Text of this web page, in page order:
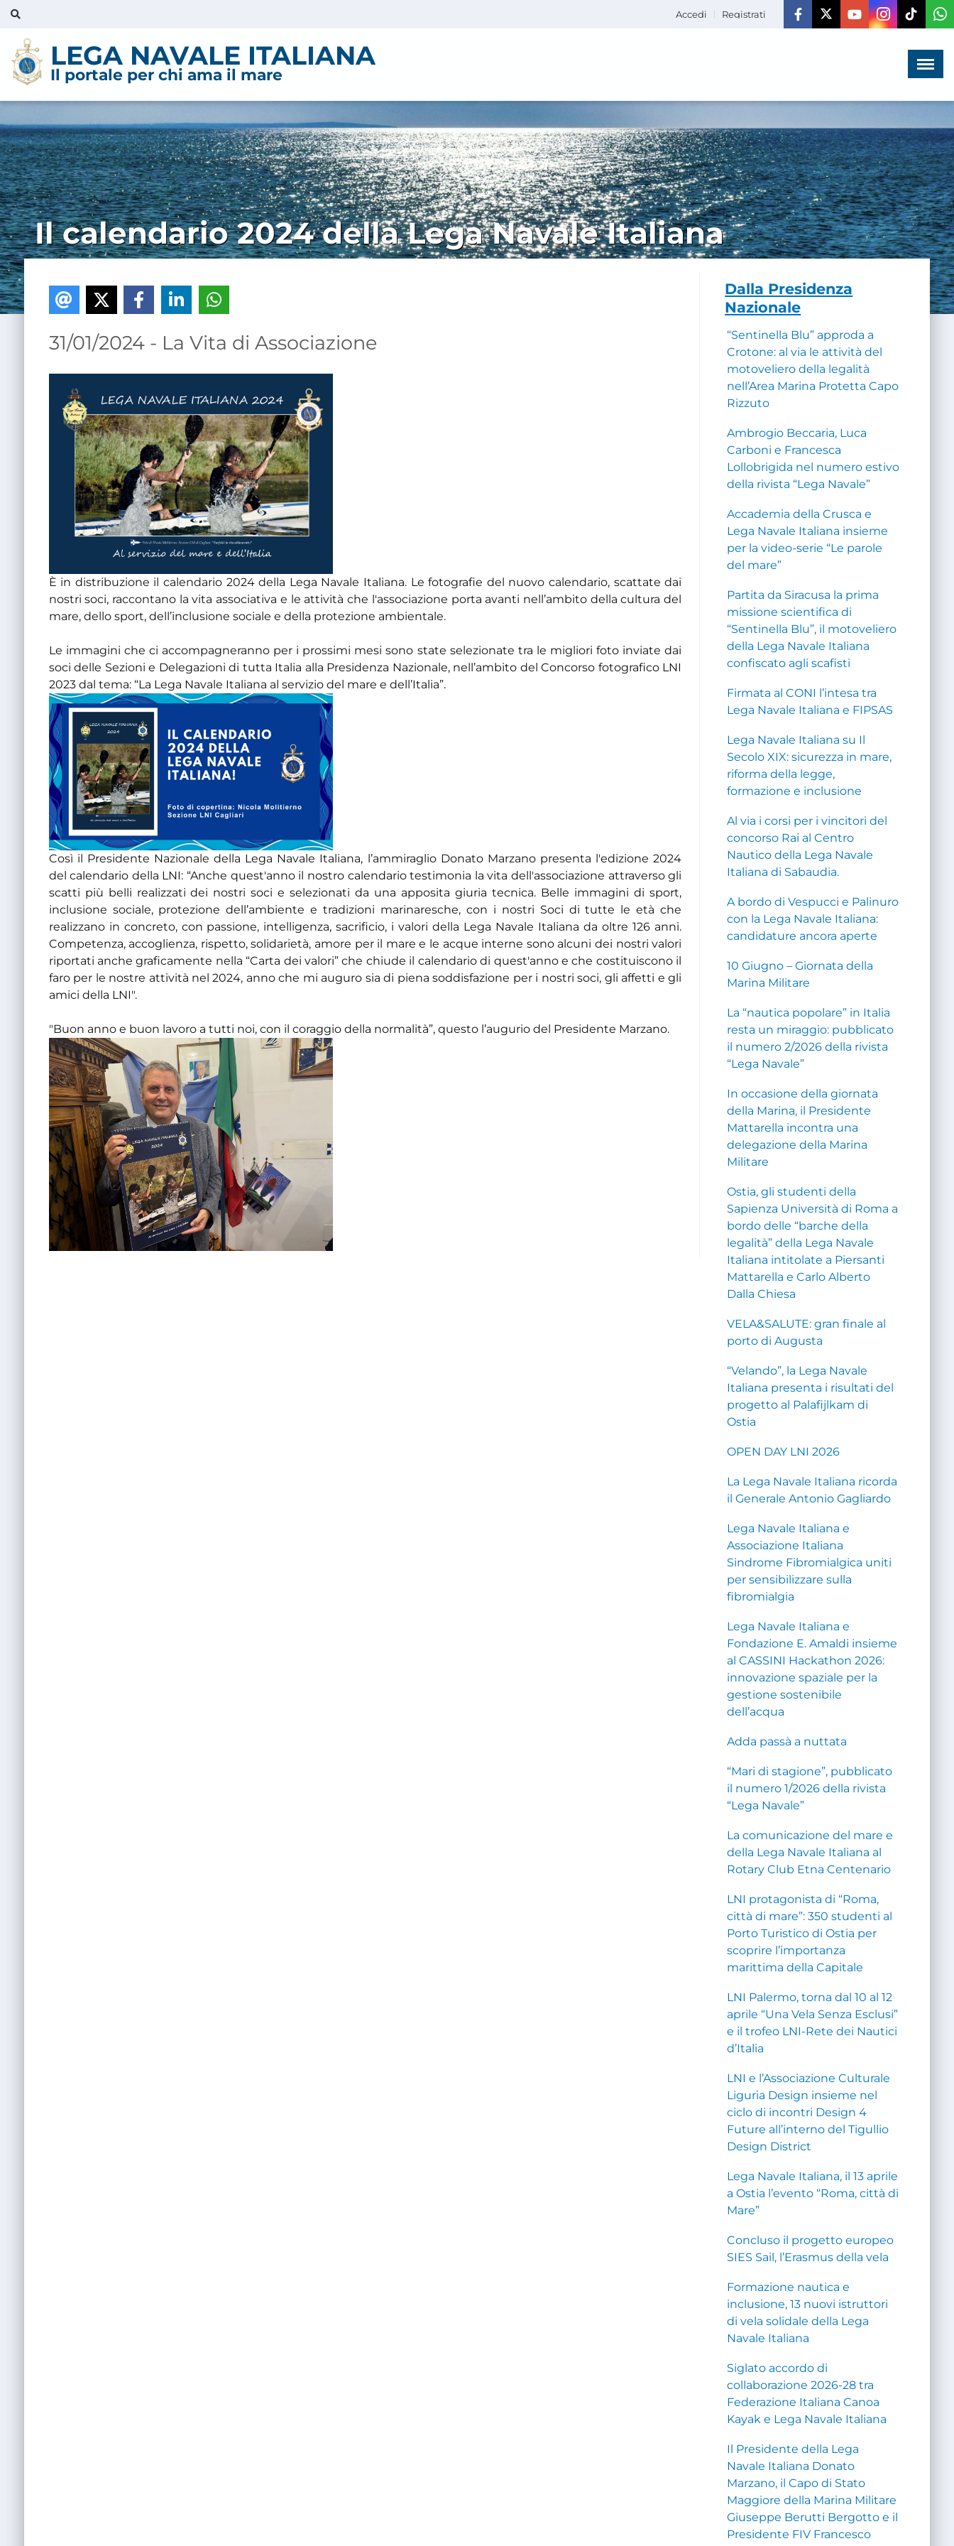
Accedi Registrati
LEGA NAVALE ITALIANA
Il portale per chi ama il mare
Il calendario 2024 della Lega Navale Italiana
31/01/2024 - La Vita di Associazione
È in distribuzione il calendario 2024 della Lega Navale Italiana. Le fotografie del nuovo calendario, scattate dai
nostri soci, raccontano la vita associativa e le attività che l'associazione porta avanti nell’ambito della cultura del
mare, dello sport, dell’inclusione sociale e della protezione ambientale.
Le immagini che ci accompagneranno per i prossimi mesi sono state selezionate tra le migliori foto inviate dai
soci delle Sezioni e Delegazioni di tutta Italia alla Presidenza Nazionale, nell’ambito del Concorso fotografico LNI
2023 dal tema: “La Lega Navale Italiana al servizio del mare e dell’Italia”.
Così il Presidente Nazionale della Lega Navale Italiana, l’ammiraglio Donato Marzano presenta l'edizione 2024
del calendario della LNI: “Anche quest'anno il nostro calendario testimonia la vita dell'associazione attraverso gli
scatti più belli realizzati dei nostri soci e selezionati da una apposita giuria tecnica. Belle immagini di sport,
inclusione sociale, protezione dell’ambiente e tradizioni marinaresche, con i nostri Soci di tutte le età che
realizzano in concreto, con passione, intelligenza, sacrificio, i valori della Lega Navale Italiana da oltre 126 anni.
Competenza, accoglienza, rispetto, solidarietà, amore per il mare e le acque interne sono alcuni dei nostri valori
riportati anche graficamente nella “Carta dei valori” che chiude il calendario di quest'anno e che costituiscono il
faro per le nostre attività nel 2024, anno che mi auguro sia di piena soddisfazione per i nostri soci, gli affetti e gli
amici della LNI".
"Buon anno e buon lavoro a tutti noi, con il coraggio della normalità”, questo l’augurio del Presidente Marzano.
Dalla Presidenza
Nazionale
“Sentinella Blu” approda a
Crotone: al via le attività del
motoveliero della legalità
nell’Area Marina Protetta Capo
Rizzuto
Ambrogio Beccaria, Luca
Carboni e Francesca
Lollobrigida nel numero estivo
della rivista “Lega Navale”
Accademia della Crusca e
Lega Navale Italiana insieme
per la video-serie “Le parole
del mare”
Partita da Siracusa la prima
missione scientifica di
“Sentinella Blu”, il motoveliero
della Lega Navale Italiana
confiscato agli scafisti
Firmata al CONI l’intesa tra
Lega Navale Italiana e FIPSAS
Lega Navale Italiana su Il
Secolo XIX: sicurezza in mare,
riforma della legge,
formazione e inclusione
Al via i corsi per i vincitori del
concorso Rai al Centro
Nautico della Lega Navale
Italiana di Sabaudia.
A bordo di Vespucci e Palinuro
con la Lega Navale Italiana:
candidature ancora aperte
10 Giugno – Giornata della
Marina Militare
La “nautica popolare” in Italia
resta un miraggio: pubblicato
il numero 2/2026 della rivista
“Lega Navale”
In occasione della giornata
della Marina, il Presidente
Mattarella incontra una
delegazione della Marina
Militare
Ostia, gli studenti della
Sapienza Università di Roma a
bordo delle “barche della
legalità” della Lega Navale
Italiana intitolate a Piersanti
Mattarella e Carlo Alberto
Dalla Chiesa
VELA&SALUTE: gran finale al
porto di Augusta
“Velando”, la Lega Navale
Italiana presenta i risultati del
progetto al Palafijlkam di
Ostia
OPEN DAY LNI 2026
La Lega Navale Italiana ricorda
il Generale Antonio Gagliardo
Lega Navale Italiana e
Associazione Italiana
Sindrome Fibromialgica uniti
per sensibilizzare sulla
fibromialgia
Lega Navale Italiana e
Fondazione E. Amaldi insieme
al CASSINI Hackathon 2026:
innovazione spaziale per la
gestione sostenibile
dell’acqua
Adda passà a nuttata
“Mari di stagione”, pubblicato
il numero 1/2026 della rivista
“Lega Navale”
La comunicazione del mare e
della Lega Navale Italiana al
Rotary Club Etna Centenario
LNI protagonista di “Roma,
città di mare”: 350 studenti al
Porto Turistico di Ostia per
scoprire l’importanza
marittima della Capitale
LNI Palermo, torna dal 10 al 12
aprile “Una Vela Senza Esclusi”
e il trofeo LNI-Rete dei Nautici
d’Italia
LNI e l’Associazione Culturale
Liguria Design insieme nel
ciclo di incontri Design 4
Future all’interno del Tigullio
Design District
Lega Navale Italiana, il 13 aprile
a Ostia l’evento “Roma, città di
Mare”
Concluso il progetto europeo
SIES Sail, l’Erasmus della vela
Formazione nautica e
inclusione, 13 nuovi istruttori
di vela solidale della Lega
Navale Italiana
Siglato accordo di
collaborazione 2026-28 tra
Federazione Italiana Canoa
Kayak e Lega Navale Italiana
Il Presidente della Lega
Navale Italiana Donato
Marzano, il Capo di Stato
Maggiore della Marina Militare
Giuseppe Berutti Bergotto e il
Presidente FIV Francesco
Menù ×
LA VITA
DELL'ASSOCIAZIONE
COMUNICAZIONE,
PROGETTI ED EDITORIA
AMMINISTRAZIONE